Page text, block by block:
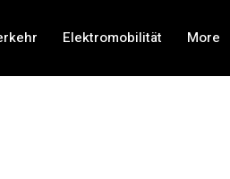
Elektromobilität More